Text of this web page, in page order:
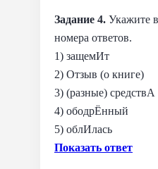
Задание 4. Укажите
номера ответов.
1) защемИт
2) Отзыв (о книге)
3) (разные) средствА
4) ободрЁнный
5) облИлась
Показать ответ